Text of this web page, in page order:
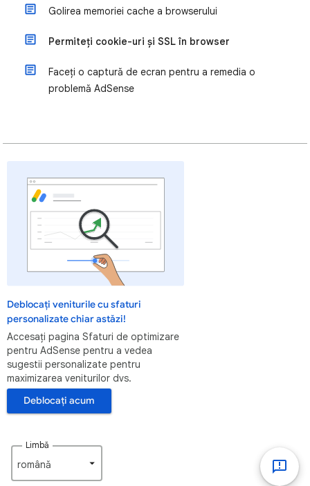
Golirea memoriei cache a browserului
Permiteți cookie-uri și SSL în browser
Faceți o captură de ecran pentru a remedia o
problemă AdSense
Deblocați veniturile cu sfaturi
personalizate chiar astăzi!
Accesați pagina Sfaturi de optimizare
pentru AdSense pentru a vedea
sugestii personalizate pentru
maximizarea veniturilor dvs.
Deblocați acum
Limbă
română‎